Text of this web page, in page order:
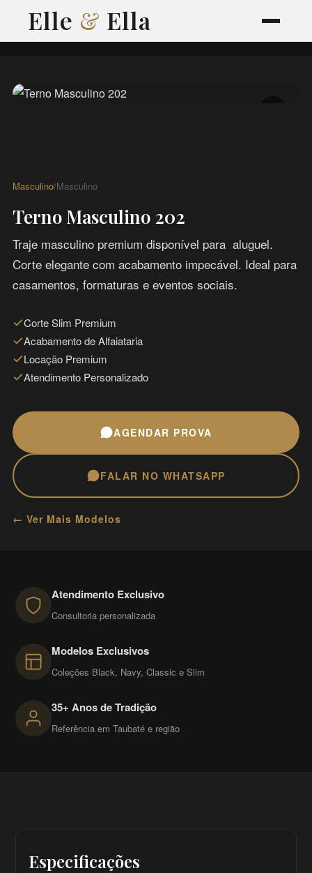
Elle & Ella
Masculino/Masculino
Terno Masculino 202
Traje masculino premium disponível para aluguel.
Corte elegante com acabamento impecável. Ideal para
casamentos, formaturas e eventos sociais.
Corte Slim Premium
Acabamento de Alfaiataria
Locação Premium
Atendimento Personalizado
AGENDAR PROVA
FALAR NO WHATSAPP
← Ver Mais Modelos
Atendimento Exclusivo
Consultoria personalizada
Modelos Exclusivos
Coleções Black, Navy, Classic e Slim
35+ Anos de Tradição
Referência em Taubaté e região
Especificações